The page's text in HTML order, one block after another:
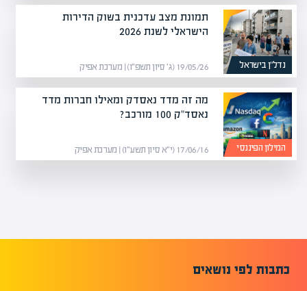
נדל”ן בישראל
תמונת מצב עדכנית בשוק הדירות
הישראלי לשנת 2026
19/05/26 (ג׳ סיון תשפ״ו) | מערכת אפיק
המילון הפיננסי
מה זה מדד נאסדק ומאילו חברות מדד
נאסד"ק 100 מורכב?
17/06/16 (י״א סיון תשע״ו) | מערכת אפיק
כתבות לפי נושאים